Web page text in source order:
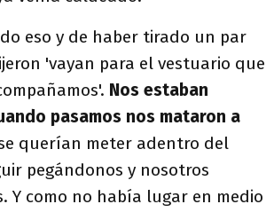
eso y de haber tirado un par
'vayan para el vestuario que
Nos estaban
pasamos nos mataron a
querían meter adentro del
pegándonos y nosotros
Y como no había lugar en medio